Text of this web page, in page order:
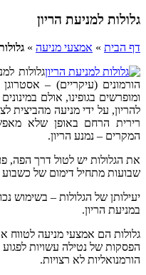
גלולות למניעת הריון
דף הבית » אמצעי מניעה »
גלולות
הורמונים (עיקריים) –
ומופרשים בגופינו, אולם
להריון, על ידי מניעה מהביצית
רירית הרחם באופן שלא
המקרים – נמנע הריון.
שבועות מתחיל דימום של
במניעת הריון.
גלולות הם אמצעי מניעה לטווח
הפסקות של נטילה עשויות לפגוע
הורמנואליות לא רצויות.